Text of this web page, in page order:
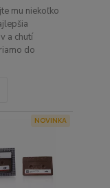
mu niekoľko
a chutí
do
NOVINKA